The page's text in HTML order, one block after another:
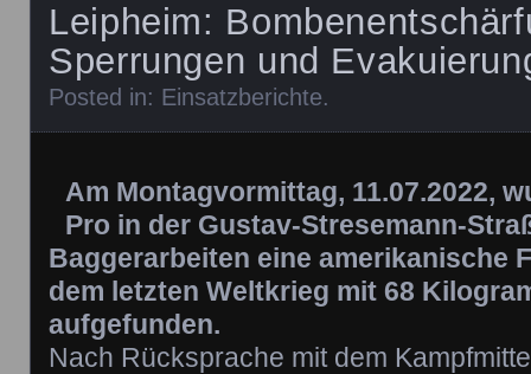
Leipheim:
Sperrungen und
Posted in: Einsatzberichte.
Am Montagvormittag, 11.07.2022,
Pro in der Gustav-Stresemann-
Baggerarbeiten eine amerikanische
dem letzten Weltkrieg mit 68
aufgefunden.
Nach Rücksprache mit dem